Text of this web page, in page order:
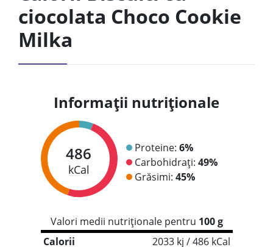
ciocolata Choco Cookie
Milka
Informații nutriționale
486
kCal
Proteine: 6%
Carbohidrați: 49%
Grăsimi: 45%
Valori medii nutriționale pentru 100 g
Calorii
2033 kj / 486 kCal